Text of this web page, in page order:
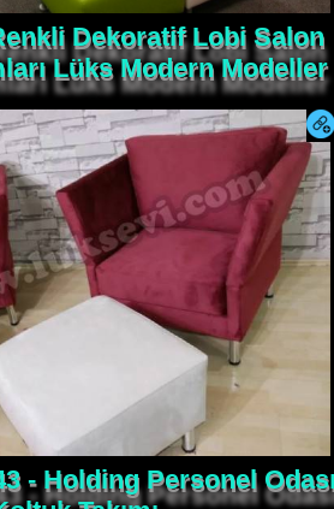
Dekoratif Lobi Salon
Lüks Modern Modeller
- Holding Personel
Takımı